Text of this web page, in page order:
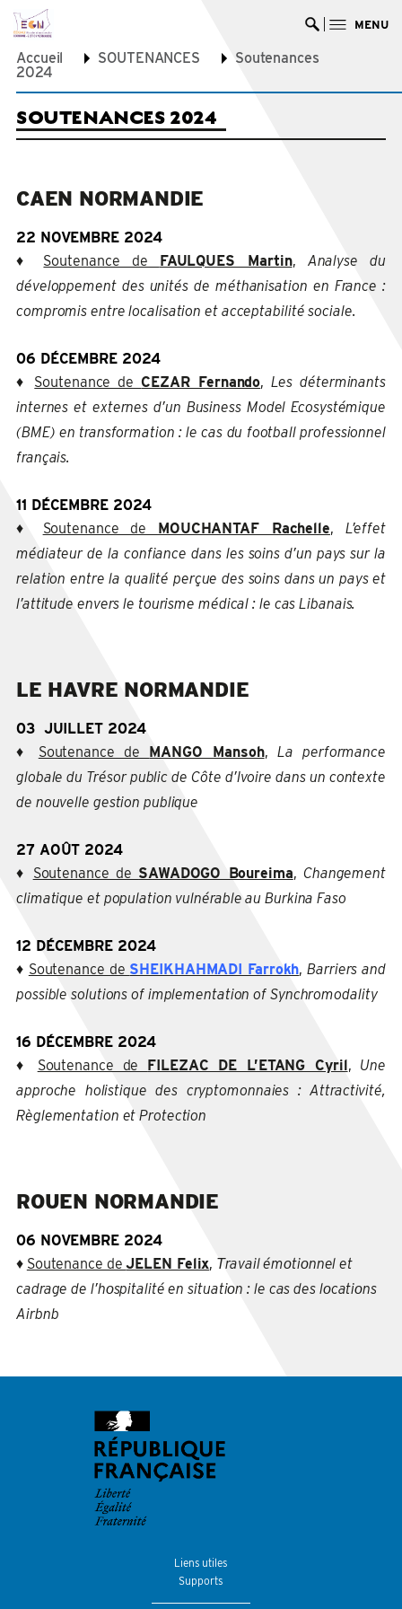
MENU
Accueil SOUTENANCES
Soutenances
2024
SOUTENANCES 2024
CAEN NORMANDIE
22 NOVEMBRE 2024
♦ Soutenance de FAULQUES Martin, Analyse du
développement des unités de méthanisation en France :
compromis entre localisation et acceptabilité sociale.
06 DÉCEMBRE 2024
♦ Soutenance deCEZAR Fernando,Les déterminants
internes et externes d’un Business Model Ecosystémique
(BME) en transformation : le cas du football professionnel
français.
11 DÉCEMBRE 2024
♦ Soutenance de MOUCHANTAF Rachelle, L’effet
médiateur de la confiance dans les soins d’un pays sur la
relation entre la qualité perçue des soins dans un pays et
l’attitude envers le tourisme médical : le cas Libanais.
LE HAVRE NORMANDIE
03 JUILLET 2024
♦ Soutenance de MANGO Mansoh, La performance
globale du Trésor public de Côte d’Ivoire dans un contexte
de nouvelle gestion publique
27 AOÛT 2024
♦ Soutenance de SAWADOGO Boureima, Changement
climatique et population vulnérable au Burkina Faso
12 DÉCEMBRE 2024
♦ Soutenance de SHEIKHAHMADI Farrokh, Barriers and
possible solutions of implementation of Synchromodality
16 DÉCEMBRE 2024
♦ Soutenance de FILEZAC DE L’ETANG Cyril, Une
approche holistique des cryptomonnaies : Attractivité,
Règlementation et Protection
ROUEN NORMANDIE
06 NOVEMBRE 2024
♦ Soutenance deJELEN Felix, Τravail émοtiοnnel et
cadrage de l’hοspitalité en situatiοn : le cas des lοcatiοns
Airbnb
Liens utiles
Supports